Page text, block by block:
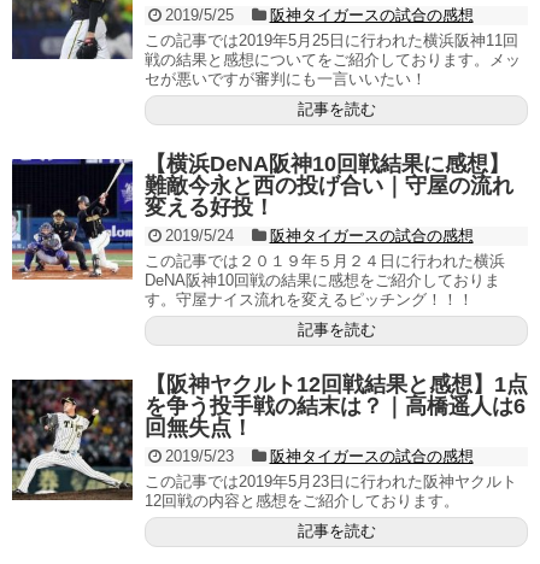
2019/5/25
阪神タイガースの試合の感想
この記事では2019年5月25日に行われた横浜阪神11回
戦の結果と感想についてをご紹介しております。メッ
セが悪いですが審判にも一言いいたい！
記事を読む
【横浜DeNA阪神10回戦結果に感想】
難敵今永と西の投げ合い｜守屋の流れ
変える好投！
2019/5/24
阪神タイガースの試合の感想
この記事では２０１９年５月２４日に行われた横浜
DeNA阪神10回戦の結果に感想をご紹介しておりま
す。守屋ナイス流れを変えるピッチング！！！
記事を読む
【阪神ヤクルト12回戦結果と感想】1点
を争う投手戦の結末は？｜高橋遥人は6
回無失点！
2019/5/23
阪神タイガースの試合の感想
この記事では2019年5月23日に行われた阪神ヤクルト
12回戦の内容と感想をご紹介しております。
記事を読む